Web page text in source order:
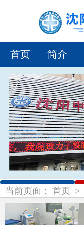
首页 简介
1
当前页面： 首页 >